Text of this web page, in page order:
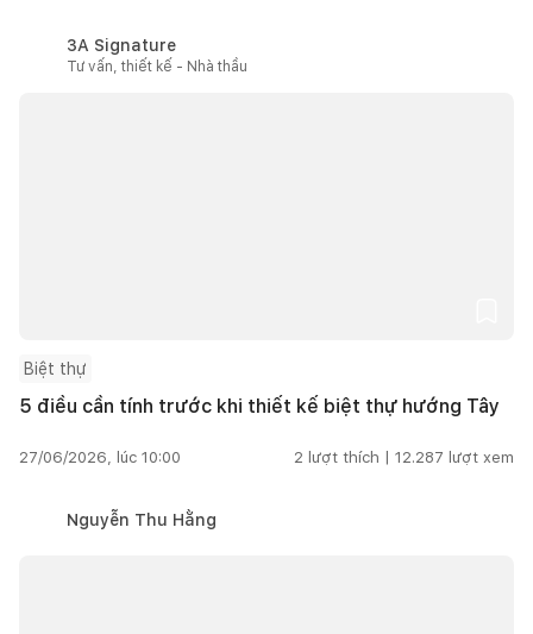
3A Signature
Tư vấn, thiết kế - Nhà thầu
Biệt thự
5 điều cần tính trước khi thiết kế biệt thự hướng Tây
27/06/2026, lúc 10:00 2 lượt thích | 12.287 lượt xem
Nguyễn Thu Hằng